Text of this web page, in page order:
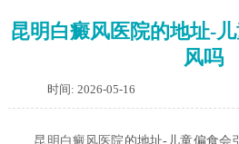
昆明白癜风医院的地址-
风吗
时间: 2026-05-16
昆明白癜风医院的地址-儿童偏食会